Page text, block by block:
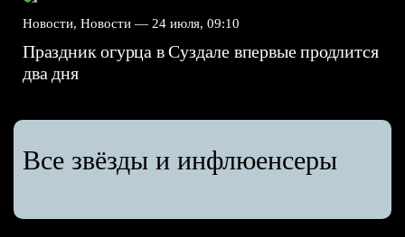
Новости, Новости — 24 июля, 09:10
Праздник огурца в Суздале впервые продлится
два дня
Все звёзды и инфлюенсеры